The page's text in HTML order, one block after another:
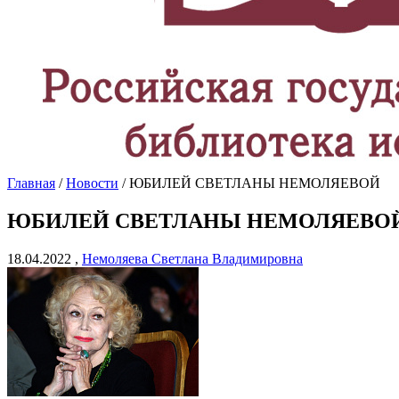
Главная /Новости / ЮБИЛЕЙ СВЕТЛАНЫ НЕМОЛЯЕВОЙ
ЮБИЛЕЙ СВЕТЛАНЫ
18.04.2022 , Немоляева Светлана Владимировна